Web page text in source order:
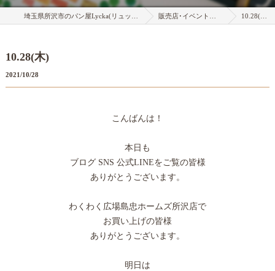
販売店･イベント情報 10.28(木)
10.28(木)
2021/10/28
こんばんは！
本日も
ブログ SNS 公式LINEをご覧の皆様
ありがとうございます。
わくわく広場島忠ホームズ所沢店で
お買い上げの皆様
ありがとうございます。
明日は